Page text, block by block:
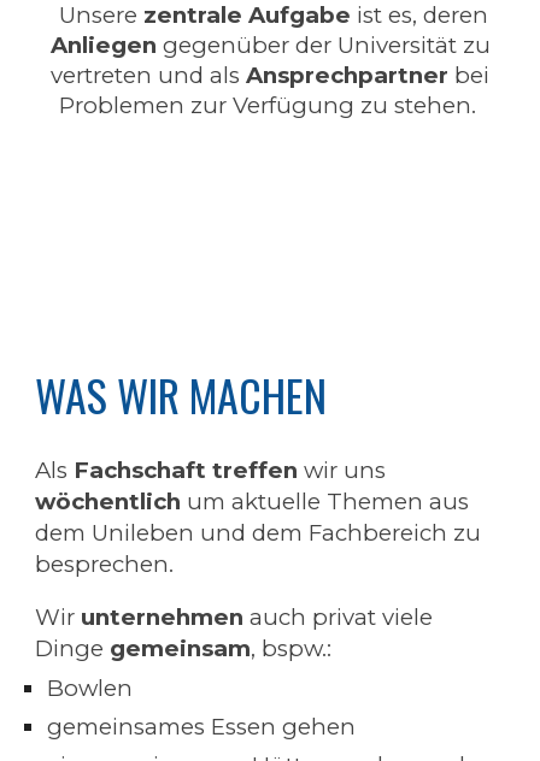
Unsere zentrale Aufgabe ist es, deren
Anliegen gegenüber der Universität zu
vertreten und als Ansprechpartner bei
Problemen zur Verfügung zu stehen.
WAS WIR MACHEN
Als Fachschaft treffenwir uns
wöchentlich um aktuelle Themen aus
dem Unileben und dem Fachbereich zu
besprechen.
Wir unternehmenauch privat viele
Dinge gemeinsam, bspw.:
Bowlen
gemeinsames Essen gehen